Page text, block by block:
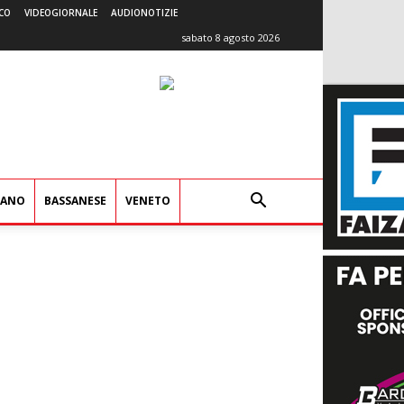
VIDEOGIORNALE AUDIONOTIZIE
sabato 8 agosto 2026
BASSANESE VENETO